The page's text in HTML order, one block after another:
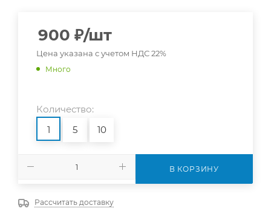
900 ₽/шт
Цена указана с учетом НДС 22%
Много
Количество:
1
5 10
В КОРЗИНУ
Рассчитать доставку